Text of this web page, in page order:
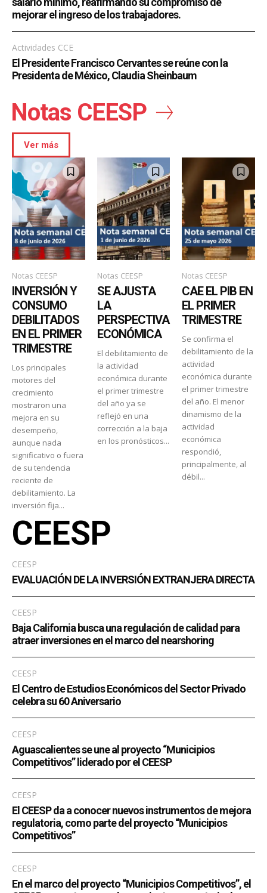
mejorar el ingreso de los trabajadores.
Actividades CCE
El Presidente Francisco Cervantes se reúne con la
Presidenta de México, Claudia Sheinbaum
Notas CEESP
Ver más
Notas CEESP
INVERSIÓN Y
CONSUMO
DEBILITADOS
EN EL PRIMER
TRIMESTRE
Los principales
motores del
crecimiento
mostraron una
mejora en su
desempeño,
aunque nada
significativo o fuera
de su tendencia
reciente de
debilitamiento. La
inversión fija...
Notas CEESP
SE AJUSTA
LA
PERSPECTIVA
ECONÓMICA
El debilitamiento de
la actividad
económica durante
el primer trimestre
del año ya se
reflejó en una
corrección a la baja
en los pronósticos...
Notas CEESP
CAE EL PIB EN
EL PRIMER
TRIMESTRE
Se confirma el
debilitamiento de la
actividad
económica durante
el primer trimestre
del año. El menor
dinamismo de la
actividad
económica
respondió,
principalmente, al
débil...
CEESP
CEESP
EVALUACIÓN DE LA INVERSIÓN EXTRANJERA DIRECTA
CEESP
Baja California busca una regulación de calidad para
atraer inversiones en el marco del nearshoring
CEESP
El Centro de Estudios Económicos del Sector Privado
celebra su 60 Aniversario
CEESP
Aguascalientes se une al proyecto “Municipios
Competitivos” liderado por el CEESP
CEESP
El CEESP da a conocer nuevos instrumentos de mejora
regulatoria, como parte del proyecto “Municipios
Competitivos”
CEESP
En el marco del proyecto “Municipios Competitivos”, el